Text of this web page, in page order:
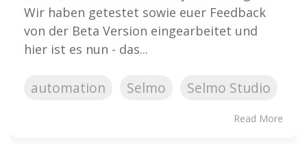
Wir haben getestet sowie euer Feedback
von der Beta Version eingearbeitet und
hier ist es nun - das...
automation Selmo Selmo Studio
Read More